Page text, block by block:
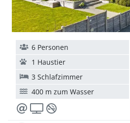
6 Personen
1 Haustier
3 Schlafzimmer
400 m zum Wasser